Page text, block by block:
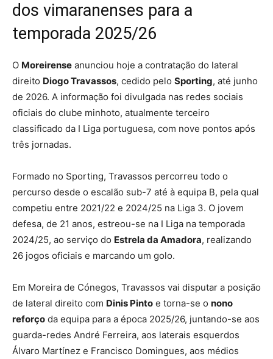
dos vimaranenses para a
temporada 2025/26
O Moreirense anunciou hoje a contratação do lateral
direito Diogo Travassos, cedido pelo Sporting, até junho
de 2026. A informação foi divulgada nas redes sociais
oficiais do clube minhoto, atualmente terceiro
classificado da I Liga portuguesa, com nove pontos após
três jornadas.
Formado no Sporting, Travassos percorreu todo o
percurso desde o escalão sub-7 até à equipa B, pela qual
competiu entre 2021/22 e 2024/25 na Liga 3. O jovem
defesa, de 21 anos, estreou-se na I Liga na temporada
2024/25, ao serviço do Estrela da Amadora, realizando
26 jogos oficiais e marcando um golo.
Em Moreira de Cónegos, Travassos vai disputar a posição
de lateral direito com Dinis Pinto e torna-se o nono
reforço da equipa para a época 2025/26, juntando-se aos
guarda-redes André Ferreira, aos laterais esquerdos
Álvaro Martínez e Francisco Domingues, aos médios